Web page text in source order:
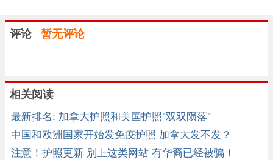
评论 暂无评论
相关阅读
最新排名: 加拿大护照和美国护照"双双陨落"
中国和欧洲国家开始发免疫护照 加拿大发不发？
注意！护照更新 别上这类网站 有华裔已经被骗！